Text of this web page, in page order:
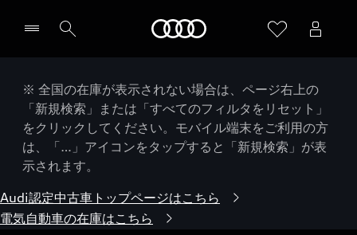
※ 全国の在庫が表示されない場合は、ページ右上の
「新規検索」または「すべてのフィルタをリセット」
をクリックしてください。モバイル端末をご利用の方
は、「…」アイコンをタップすると「新規検索」が表
示されます。
Audi認定中古車トップページはこちら
電気自動車の在庫はこちら